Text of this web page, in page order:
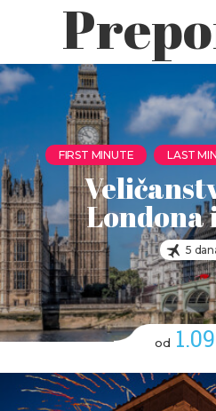
FIRST MINUTE LAST
Londona
5
od